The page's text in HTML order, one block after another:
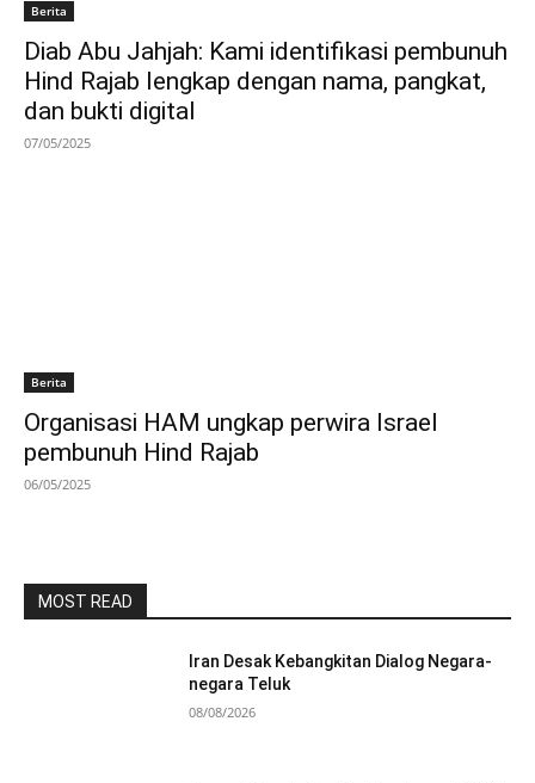
Berita
Diab Abu Jahjah: Kami identifikasi pembunuh
Hind Rajab lengkap dengan nama, pangkat,
dan bukti digital
07/05/2025
Berita
Organisasi HAM ungkap perwira Israel
pembunuh Hind Rajab
06/05/2025
MOST READ
Iran Desak Kebangkitan Dialog Negara-
negara Teluk
08/08/2026